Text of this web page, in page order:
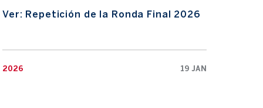
Ver: Repetición de la Ronda Final 2026
2026 19 JAN